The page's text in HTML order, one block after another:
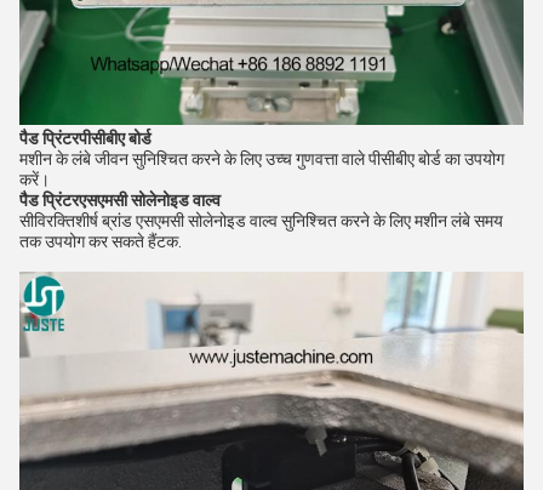
पैड प्रिंटरपीसीबीए बोर्ड
मशीन के लंबे जीवन सुनिश्चित करने के लिए उच्च गुणवत्ता वाले पीसीबीए बोर्ड का उपयोग
करें।
पैड प्रिंटरएसएमसी सोलेनोइड वाल्व
सीविरक्तिशीर्ष ब्रांड एसएमसी सोलेनोइड वाल्व सुनिश्चित करने के लिए मशीन लंबे समय
तक उपयोग कर सकते हैंटक.